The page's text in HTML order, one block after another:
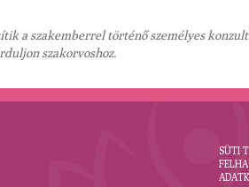
a szakemberrel történő személyes
szakorvoshoz.
SÜTI